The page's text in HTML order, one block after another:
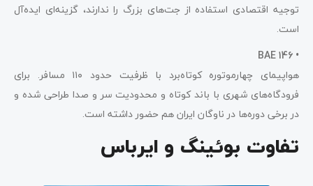
توجیه اقتصادی استفاده از جت‌های بزرگ را ندارند، گزینه‌ای ایده‌آل
است.
•
BAE 146
هواپیمای چهارموتوره کوتاه‌برد با ظرفیت حدود ۱۱۰ مسافر. برای
فرودگاه‌های شهری با باند کوتاه و محدودیت سر و صدا طراحی شده و
در برخی دوره‌ها در ناوگان ایران هم حضور داشته است.
تفاوت بوئینگ و ایرباس